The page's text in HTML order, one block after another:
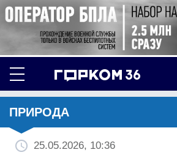
ПРИРОДА
25.05.2026, 10:36